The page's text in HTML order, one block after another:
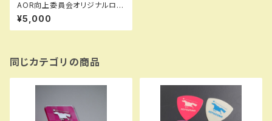
AOR向上委員会オリジナルロン
T(長袖・アッシュ)
¥5,000
同じカテゴリの商品